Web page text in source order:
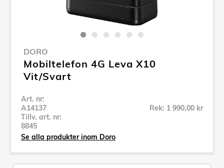
DORO
Mobiltelefon 4G Leva X10
Vit/Svart
Art. nr:
A14137
Tillv. art. nr:
8845
Rek: 1 990,00 kr
Se alla produkter inom Doro